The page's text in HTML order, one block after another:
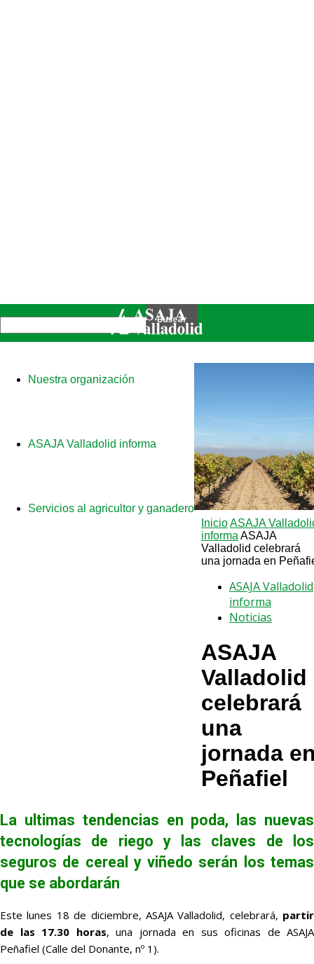
Nuestra organización
ASAJA Valladolid informa
Servicios al agricultor y ganadero
InicioASAJA
informa ASAJA
Valladolid celebrará
una jornada en
ASAJA Valladolid
informa
Noticias
ASAJA
Valladolid
celebrará
una
jornada
Peñafiel
La ultimas tendencias en poda, las nuevas
tecnologías de riego y las claves de los
seguros de cereal y viñedo serán los temas
que se abordarán
Este lunes 18 de diciembre, ASAJA Valladolid, celebrará, partir
de las 17.30 horas, una jornada en sus oficinas de ASAJA
Peñafiel (Calle del Donante, nº 1).